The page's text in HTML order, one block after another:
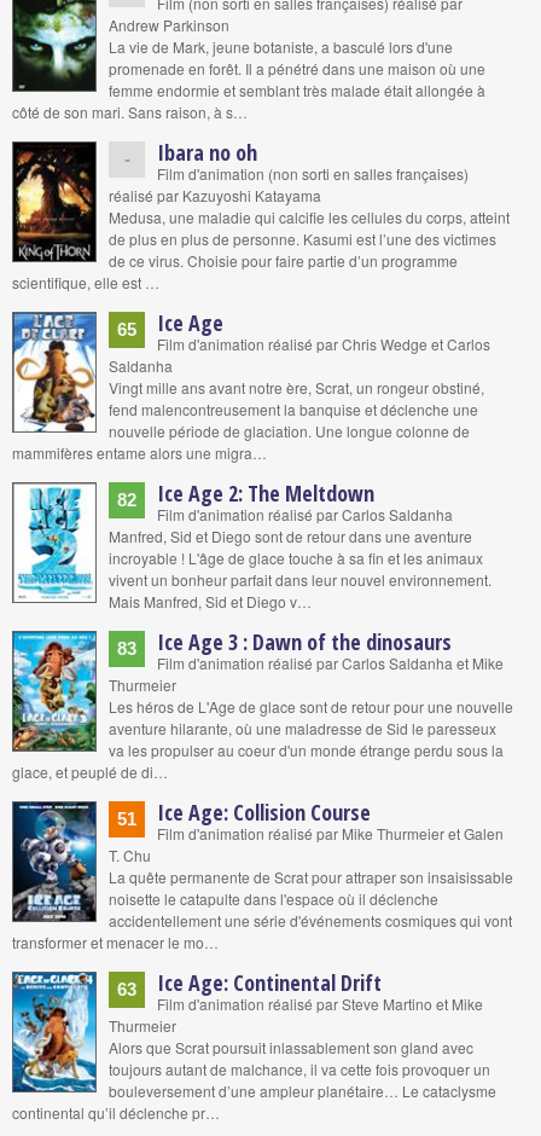
Andrew Parkinson
La vie de Mark, jeune botaniste, a basculé lors d'une
promenade en forêt. Il a pénétré dans une maison où une
femme endormie et semblant très malade était allongée à
côté de son mari. Sans raison, à s…
- Ibara no oh
Film d'animation (non sorti en salles françaises)
réalisé par Kazuyoshi Katayama
Medusa, une maladie qui calcifie les cellules du corps, atteint
de plus en plus de personne. Kasumi est l’une des victimes
de ce virus. Choisie pour faire partie d’un programme
scientifique, elle est …
65 Ice Age
Film d'animation réalisé par Chris Wedge et Carlos
Saldanha
Vingt mille ans avant notre ère, Scrat, un rongeur obstiné,
fend malencontreusement la banquise et déclenche une
nouvelle période de glaciation. Une longue colonne de
mammifères entame alors une migra…
82 Ice Age 2: The Meltdown
Film d'animation réalisé par Carlos Saldanha
Manfred, Sid et Diego sont de retour dans une aventure
incroyable ! L'âge de glace touche à sa fin et les animaux
vivent un bonheur parfait dans leur nouvel environnement.
Mais Manfred, Sid et Diego v…
83 Ice Age 3 : Dawn of the dinosaurs
Film d'animation réalisé par Carlos Saldanha et Mike
Thurmeier
Les héros de L'Age de glace sont de retour pour une nouvelle
aventure hilarante, où une maladresse de Sid le paresseux
va les propulser au coeur d'un monde étrange perdu sous la
glace, et peuplé de di…
51 Ice Age: Collision Course
Film d'animation réalisé par Mike Thurmeier et Galen
T. Chu
La quête permanente de Scrat pour attraper son insaisissable
noisette le catapulte dans l'espace où il déclenche
accidentellement une série d'événements cosmiques qui vont
transformer et menacer le mo…
63 Ice Age: Continental Drift
Film d'animation réalisé par Steve Martino et Mike
Thurmeier
Alors que Scrat poursuit inlassablement son gland avec
toujours autant de malchance, il va cette fois provoquer un
bouleversement d’une ampleur planétaire… Le cataclysme
continental qu’il déclenche pr…